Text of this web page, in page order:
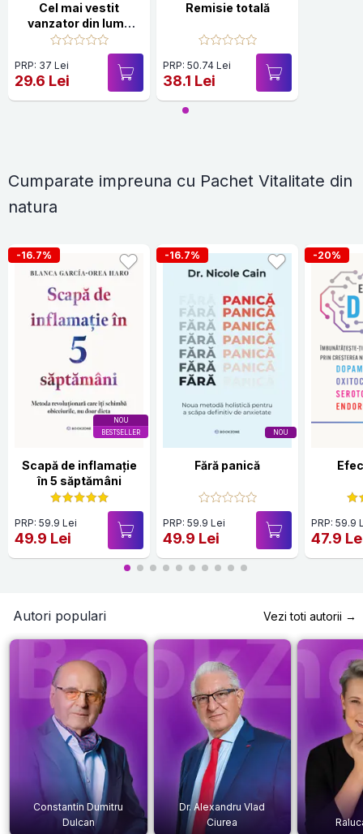
Cel mai vestit
vanzator din lume
(editia a III-a)
PRP: 37 Lei
29.6 Lei
Remisie totală
PRP: 50.74 Lei
38.1 Lei
Cumparate impreuna cu Pachet Vitalitate din
natura
NOU
BESTSELLER
-16.7%
Scapă de inflamație
în 5 săptămâni
PRP: 59.9 Lei
49.9 Lei
NOU
-16.7%
Fără panică
PRP: 59.9 Lei
49.9 Lei
-20%
PRP: 59.9
47.9
Autori populari Vezi toti autorii →
Constantin Dumitru
Dulcan
Dr. Alexandru Vlad
Ciurea